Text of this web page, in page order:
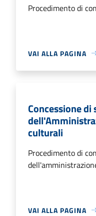
Procedimento di
VAI ALLA PAGINA
Concessione
culturali
Procedimento di
VAI ALLA PAGINA